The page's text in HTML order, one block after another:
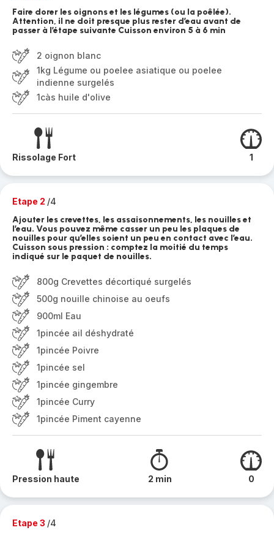
Faire dorer les oignons et les légumes (ou la poêlée).
Attention, il ne doit presque plus rester d’eau avant de
passer à l’étape suivante Cuisson environ 5 à 6 min
2 oignon blanc
1kg Légume ou poelee asiatique ou poelee
indienne surgelés
1càs huile d'olive
Rissolage Fort 1
Etape 2 /4
Ajouter les crevettes, les assaisonnements, les nouilles et
l’eau. Vous pouvez même casser un peu les plaques de
nouilles pour qu’elles soient un peu en contact avec l’eau.
Cuisson sous pression : comptez la moitié du temps
indiqué sur le paquet de nouilles.
800g Crevettes décortiqué surgelés
500g nouille chinoise au oeufs
900ml Eau
1pincée ail déshydraté
1pincée Poivre
1pincée sel
1pincée gingembre
1pincée Curry
1pincée Piment cayenne
Pression haute 2 min 0
Etape 3 /4